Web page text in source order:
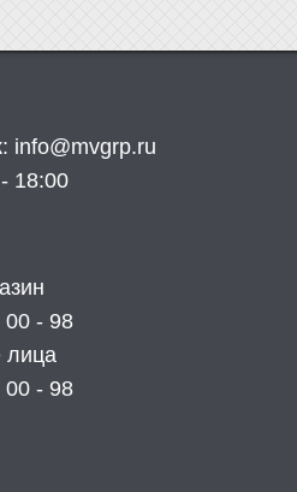
info@mvgrp.ru
18:00
00 - 98
лица
00 - 98